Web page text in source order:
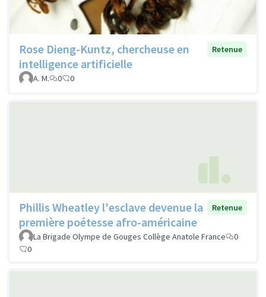
Rose Dieng-Kuntz, chercheuse en
intelligence artificielle
Retenue
A. M. 0 0
Phillis Wheatley l'esclave devenue la
première poétesse afro-américaine
Retenue
La Brigade Olympe de Gouges Collège Anatole France
0
0